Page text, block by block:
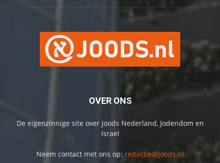
OVER ONS
De eigenzinnige site over Joods Nederland, Jodendom en
Israel
Neem contact met ons op: redactie@joods.nl